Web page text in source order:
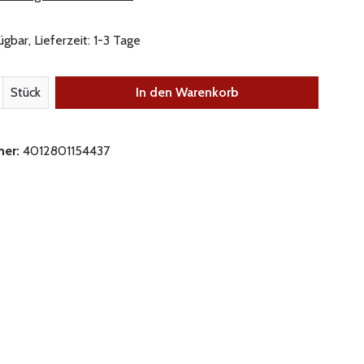
Lieferzeit: 1-3 Tage
Gib den gewünschten Wert ein oder
Stück In den Warenkorb
4012801154437